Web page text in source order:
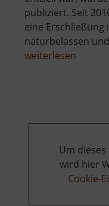
publiziert. Seit
eine Erschließung
naturbelassen
weiterlesen
Um
wird hier
Cookie-